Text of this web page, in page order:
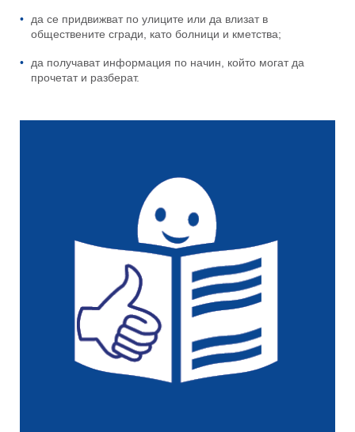
да се придвижват по улиците или да влизат в
обществените сгради, като болници и кметства;
да получават информация по начин, който могат да
прочетат и разберат.